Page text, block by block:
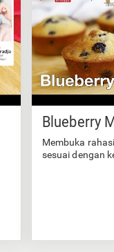
Blueberry
Membuka
sesuai dengan